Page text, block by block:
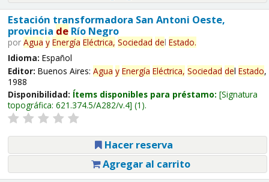
Estación transformadora San Antoni Oeste,
provincia deRío Negro
por Agua y Energía Eléctrica, Sociedad del Estado.
Idioma: Español
Editor: Buenos Aires: Agua y Energía Eléctrica, Sociedad del Estado,
1988
Disponibilidad: Ítems disponibles para préstamo: Signatura
topográfica: 621.374.5/A282/v.4 (1).
Hacer reserva
Agregar al carrito